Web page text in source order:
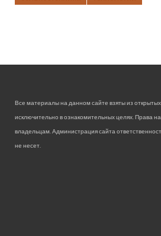
Все материалы на данном сайте взяты из
исключительно в ознакомительных целях. Права
владельцам. Администрация сайта
не несет.